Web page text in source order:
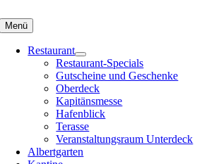
Inhalt
springen
Menü
Restaurant
Restaurant-Specials
Gutscheine und Geschenke
Oberdeck
Kapitänsmesse
Hafenblick
Terasse
Veranstaltungsraum Unterdeck
Albertgarten